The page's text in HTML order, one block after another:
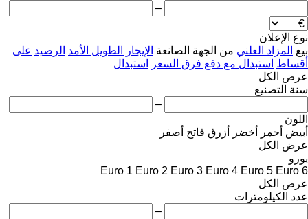
–
نوع الإعلان
بيع المزاد العلني من الجهة الصانعة الإيجار الطويل الأمد الرصيد على
أقساط استبدال مع دفع فرق السعر
استبدال
عرض الكل
سنة التصنيع
–
اللون
أبيض أحمر أخضر أزرق فاتح أصفر
عرض الكل
يورو
Euro 1 Euro 2 Euro 3 Euro 4 Euro 5 Euro 6
عرض الكل
عدد الكيلومترات
–